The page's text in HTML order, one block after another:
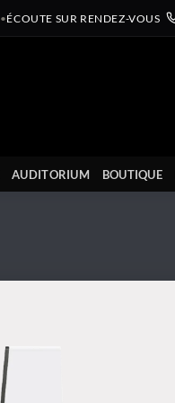
•ÉCOUTE SUR RENDEZ-VOUS
AUDITORIUM BOUTIQUE